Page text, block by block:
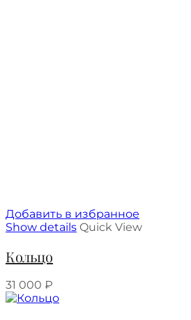
Добавить в избранное
Show details Quick View
Кольцо
31 000 ₽